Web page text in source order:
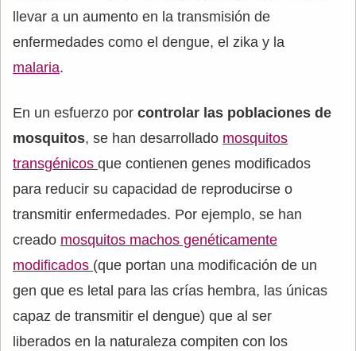
llevar a un aumento en la transmisión de
enfermedades como el dengue, el zika y la
malaria.
En un esfuerzo por controlar las poblaciones de
mosquitos, se han desarrollado mosquitos
transgénicos que contienen genes modificados
para reducir su capacidad de reproducirse o
transmitir enfermedades. Por ejemplo, se han
creado mosquitos machos genéticamente
modificados (que portan una modificación de un
gen que es letal para las crías hembra, las únicas
capaz de transmitir el dengue) que al ser
liberados en la naturaleza compiten con los